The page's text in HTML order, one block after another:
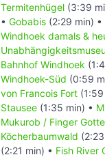
Termitenhügel (3:39
• Gobabis (2:29 min) •
Windhoek damals &
Bahnhof Windhoek
Windhoek-Süd (0:59
von Francois Fort
Stausee (1:35 min) •
Mukurob / Finger
Köcherbaumwald
(2:21 min) • Fish River